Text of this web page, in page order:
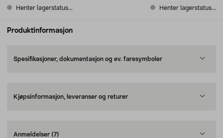
Henter lagerstatus... Henter lagerstatus...
Produktinformasjon
Spesifikasjoner, dokumentasjon og ev. faresymboler
Kjøpsinformasjon, leveranser og returer
Anmeldelser (7)